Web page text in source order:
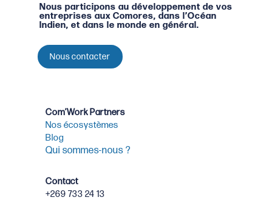
Nous participons au développement de vos
entreprises aux Comores, dans l’Océan
Indien, et dans le monde en général.
Nous contacter
Com’Work Partners
Nos écosystèmes
Blog
Qui sommes-nous ?
Contact
+269 733 24 13